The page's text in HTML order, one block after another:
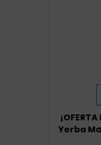
Yerba